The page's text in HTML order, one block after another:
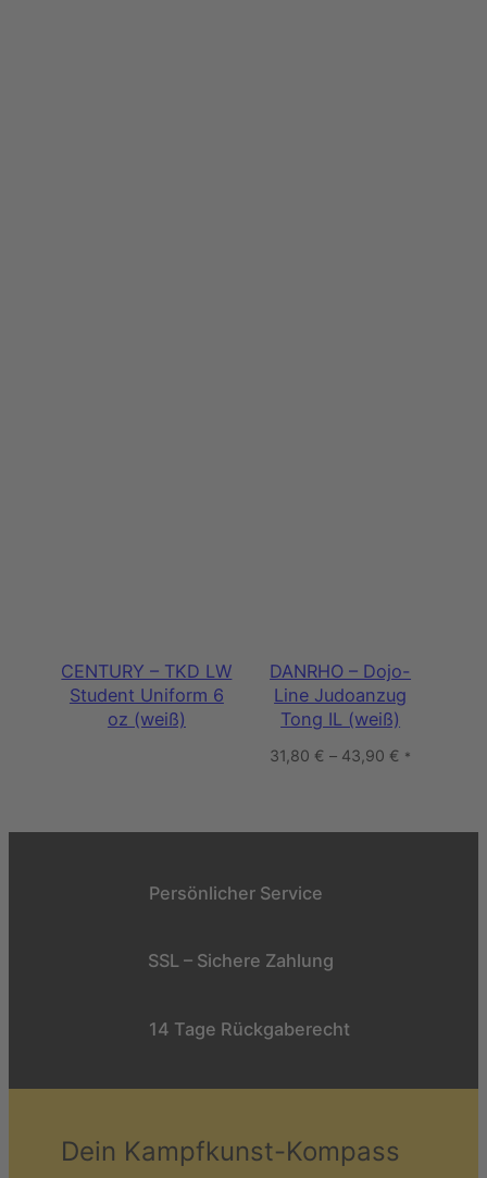
CENTURY – TKD LW
Student Uniform 6
oz (weiß)
DANRHO – Dojo-
Line Judoanzug
Tong IL (weiß)
31,80 € – 43,90 € *
Persönlicher Service
SSL – Sichere Zahlung
14 Tage Rückgaberecht
Dein Kampfkunst-Kompass